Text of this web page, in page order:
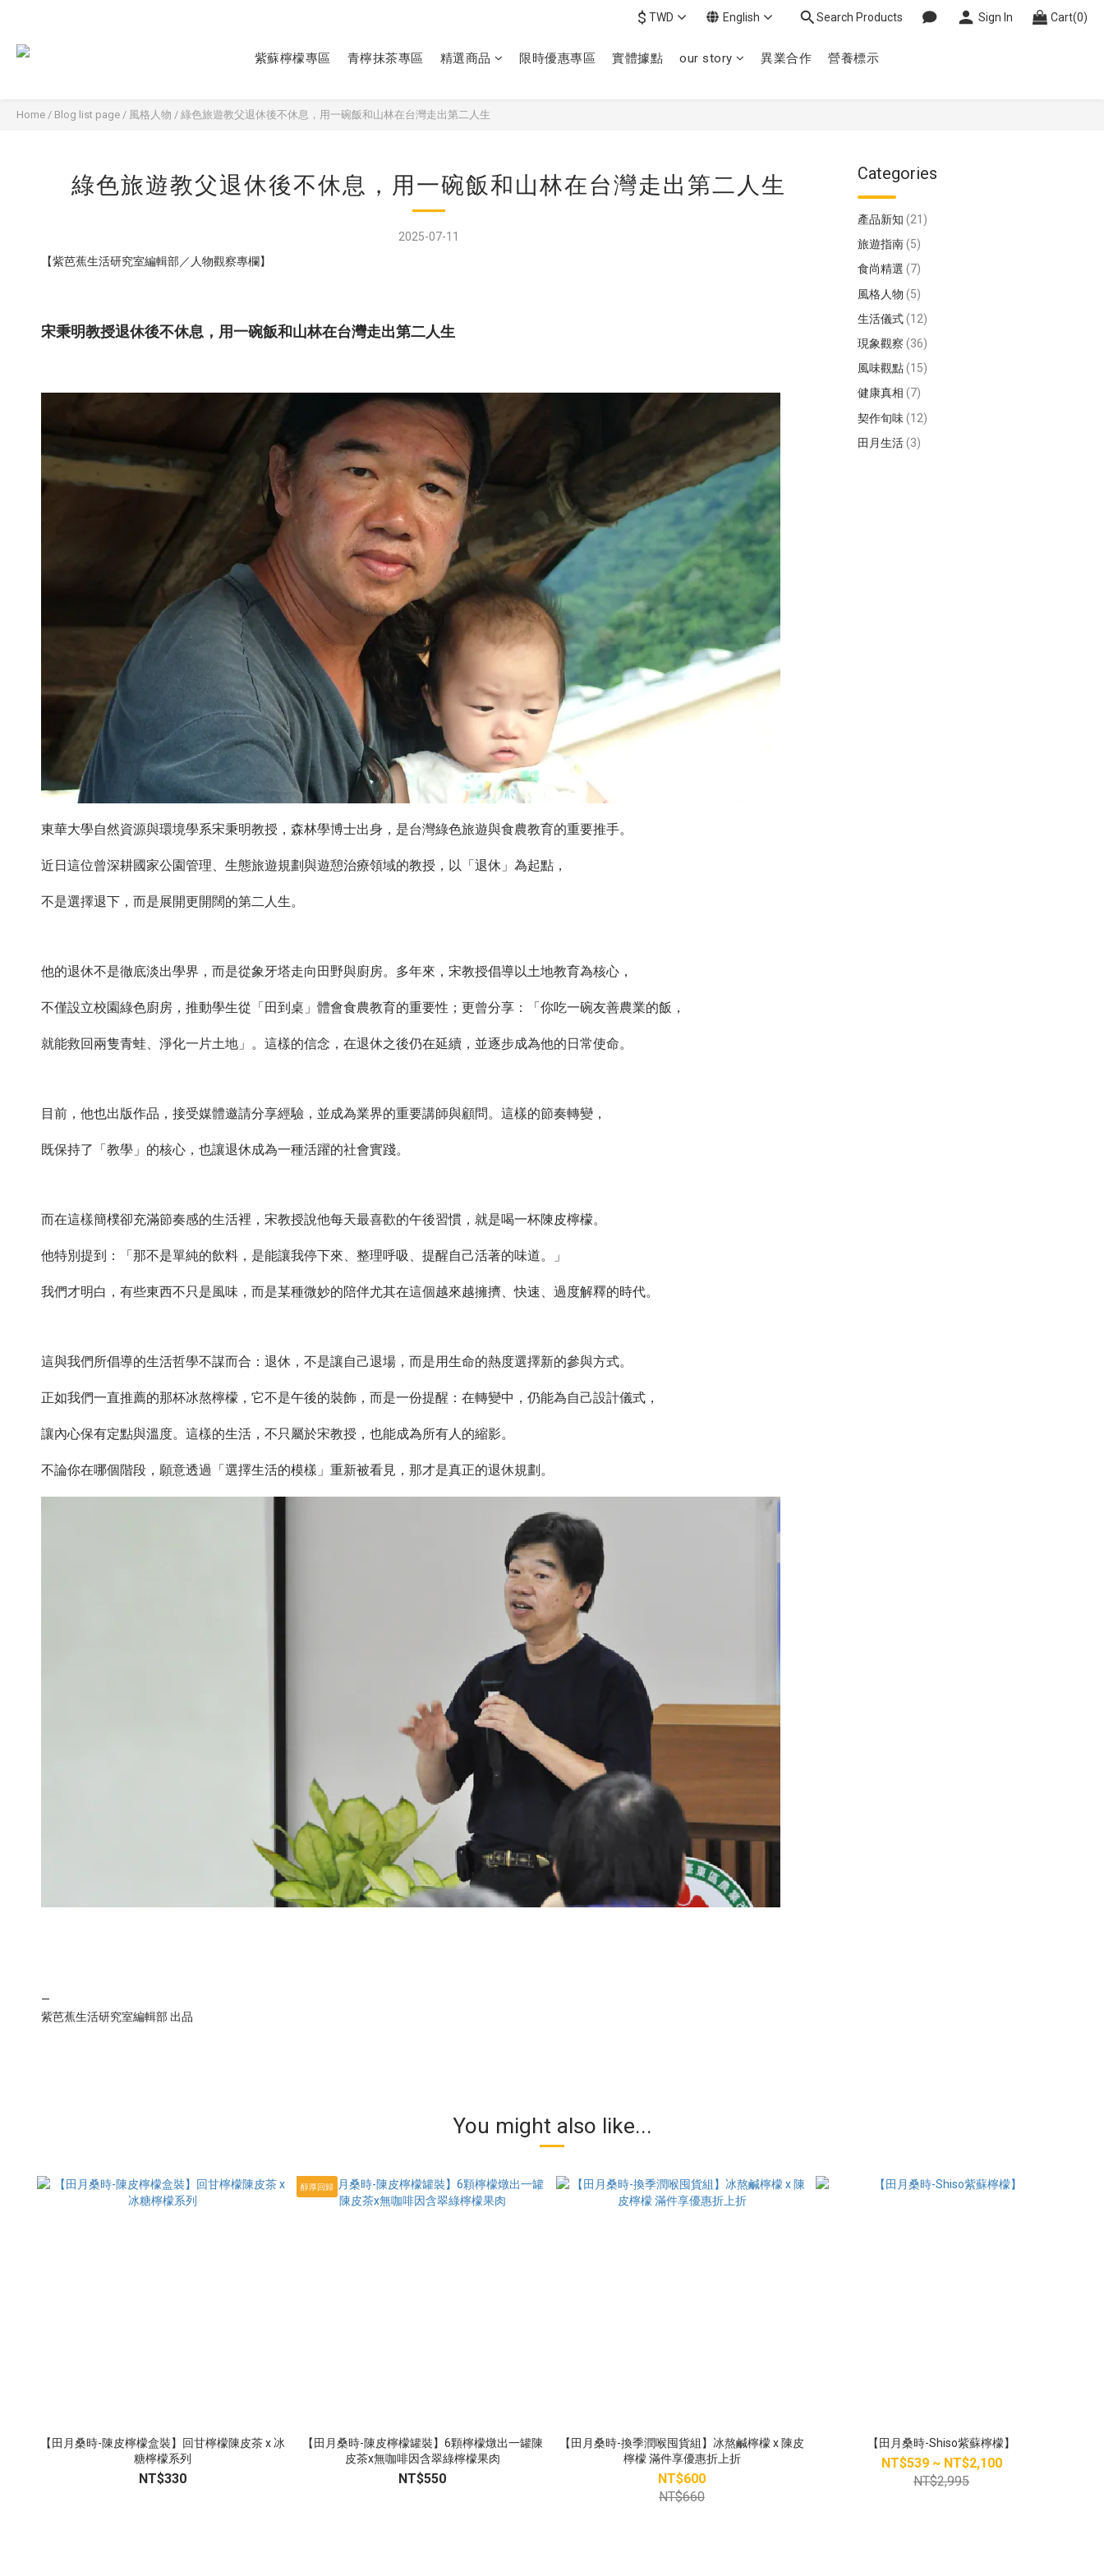
$ TWD English Search Products Sign In Cart(0)
紫蘇檸檬專區 青檸抹茶專區 精選商品 限時優惠專區 實體據點 our story 異業合作 營養標示
Home / Blog list page / 風格人物 / 綠色旅遊教父退休後不休息，用一碗飯和山林在台灣走出第二人生
綠色旅遊教父退休後不休息，用一碗飯和山林在台灣走出第二人生
2025-07-11
【紫芭蕉生活研究室編輯部／人物觀察專欄】
宋秉明教授退休後不休息，用一碗飯和山林在台灣走出第二人生
東華大學自然資源與環境學系宋秉明教授，森林學博士出身，是台灣綠色旅遊與食農教育的重要推手。
近日這位曾深耕國家公園管理、生態旅遊規劃與遊憩治療領域的教授，以「退休」為起點，
不是選擇退下，而是展開更開闊的第二人生。
他的退休不是徹底淡出學界，而是從象牙塔走向田野與廚房。多年來，宋教授倡導以土地教育為核心，
不僅設立校園綠色廚房，推動學生從「田到桌」體會食農教育的重要性；更曾分享：「你吃一碗友善農業的飯，
就能救回兩隻青蛙、淨化一片土地」。這樣的信念，在退休之後仍在延續，並逐步成為他的日常使命。
目前，他也出版作品，接受媒體邀請分享經驗，並成為業界的重要講師與顧問。這樣的節奏轉變，
既保持了「教學」的核心，也讓退休成為一種活躍的社會實踐。
而在這樣簡樸卻充滿節奏感的生活裡，宋教授說他每天最喜歡的午後習慣，就是喝一杯陳皮檸檬。
他特別提到：「那不是單純的飲料，是能讓我停下來、整理呼吸、提醒自己活著的味道。」
我們才明白，有些東西不只是風味，而是某種微妙的陪伴尤其在這個越來越擁擠、快速、過度解釋的時代。
這與我們所倡導的生活哲學不謀而合：退休，不是讓自己退場，而是用生命的熱度選擇新的參與方式。
正如我們一直推薦的那杯冰熬檸檬，它不是午後的裝飾，而是一份提醒：在轉變中，仍能為自己設計儀式，
讓內心保有定點與溫度。這樣的生活，不只屬於宋教授，也能成為所有人的縮影。
不論你在哪個階段，願意透過「選擇生活的模樣」重新被看見，那才是真正的退休規劃。
—
紫芭蕉生活研究室編輯部 出品
Categories
產品新知 (21)
旅遊指南(5)
食尚精選 (7)
風格人物 (5)
生活儀式(12)
現象觀察 (36)
風味觀點(15)
健康真相 (7)
契作旬味(12)
田月生活(3)
You might also like...
【田月桑時-陳皮檸檬盒裝】回甘檸檬陳皮茶 x 冰
糖檸檬系列
NT$330
醇厚回歸
【田月桑時-陳皮檸檬罐裝】6顆檸檬燉出一罐陳
皮茶x無咖啡因含翠綠檸檬果肉
NT$550
【田月桑時-換季潤喉囤貨組】冰熬鹹檸檬 x 陳皮
檸檬 滿件享優惠折上折
NT$600
NT$660
【田月桑時-Shiso紫蘇檸檬】
NT$539 ~ NT$2,100
NT$2,995